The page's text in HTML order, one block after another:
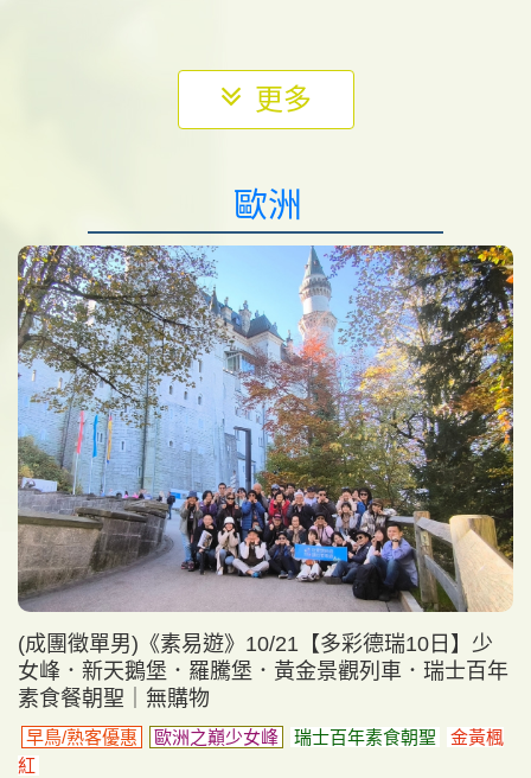
更多
歐洲
(成團徵單男)《素易遊》10/21【多彩德瑞10日】少
女峰．新天鵝堡．羅騰堡．黃金景觀列車．瑞士百年
素食餐朝聖｜無購物
早鳥/熟客優惠 歐洲之巔少女峰 瑞士百年素食朝聖
金黃楓
紅